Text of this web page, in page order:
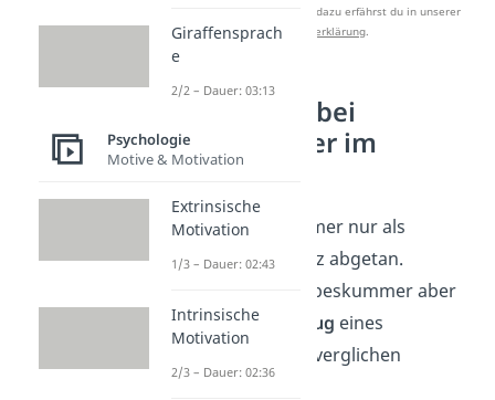
Studyflix zu verbessern. Mehr dazu erfährst du in unserer
Datenschutzerklärung.
Was passiert bei
Liebeskummer im
Körper?
Oft wird Liebeskummer nur als
emotionaler Schmerz abgetan.
Tatsächlich kann Liebeskummer aber
mit dem kalten
Entzug eines
Drogenabhängigen verglichen
werden.
Giraffensprach
e
2/2 – Dauer: 03:13
Psychologie
Motive & Motivation
Extrinsische
Motivation
1/3 – Dauer: 02:43
Intrinsische
Motivation
2/3 – Dauer: 02:36